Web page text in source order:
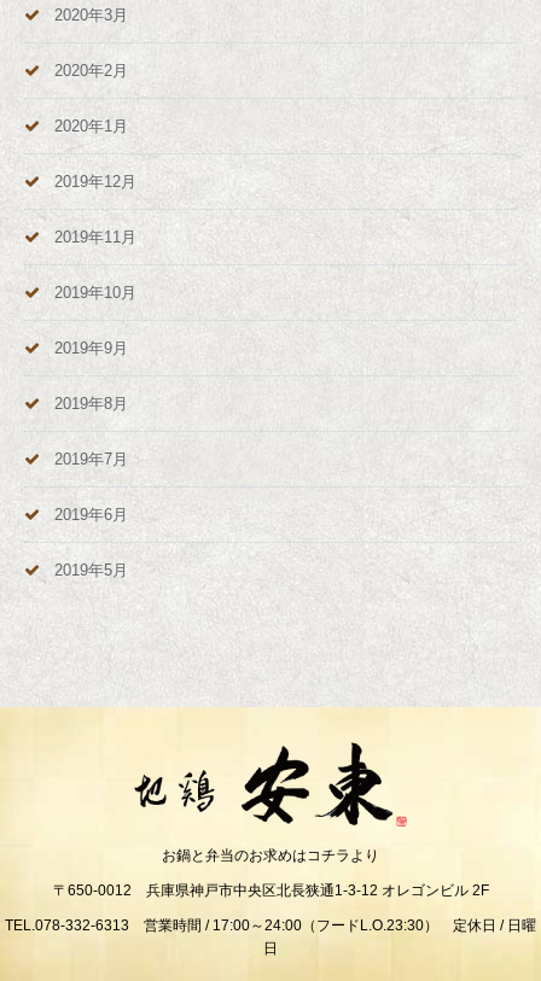
2020年3月
2020年2月
2020年1月
2019年12月
2019年11月
2019年10月
2019年9月
2019年8月
2019年7月
2019年6月
2019年5月
お鍋と弁当のお求めはコチラより
〒650-0012 兵庫県神戸市中央区北長狭通1-3-12 オレゴンビル 2F
TEL.078-332-6313 営業時間 / 17:00～24:00（フードL.O.23:30） 定休日 / 日曜
日